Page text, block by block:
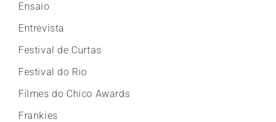
Ensaio
Entrevista
Festival de Curtas
Festival do Rio
Filmes do Chico Awards
Frankies